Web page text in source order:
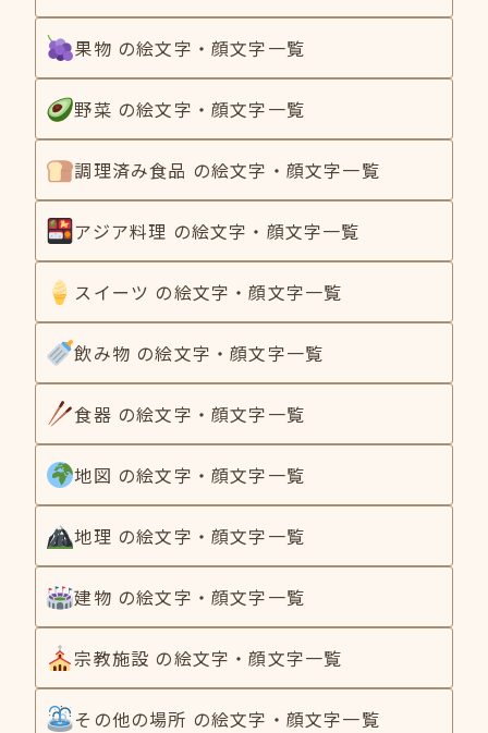
果物 の絵文字・顔文字一覧
野菜 の絵文字・顔文字一覧
調理済み食品 の絵文字・顔文字一覧
アジア料理 の絵文字・顔文字一覧
スイーツ の絵文字・顔文字一覧
飲み物 の絵文字・顔文字一覧
食器 の絵文字・顔文字一覧
地図 の絵文字・顔文字一覧
地理 の絵文字・顔文字一覧
建物 の絵文字・顔文字一覧
宗教施設 の絵文字・顔文字一覧
その他の場所 の絵文字・顔文字一覧